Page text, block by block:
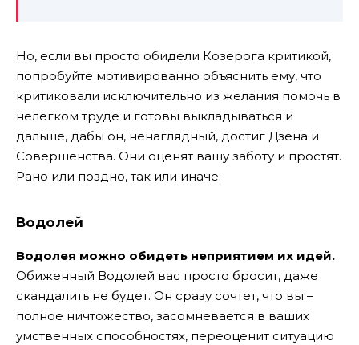
Но, если вы просто обидели Козерога критикой,
попробуйте мотивированно объяснить ему, что
критиковали исключительно из желания помочь в
нелегком труде и готовы выкладываться и
дальше, дабы он, ненаглядный, достиг Дзена и
Совершенства. Они оценят вашу заботу и простят.
Рано или поздно, так или иначе.
Водолей
Водолея можно обидеть неприятием их идей.
Обиженный Водолей вас просто бросит, даже
скандалить не будет. Он сразу сочтет, что вы –
полное ничтожество, засомневается в ваших
умственных способностях, переоценит ситуацию